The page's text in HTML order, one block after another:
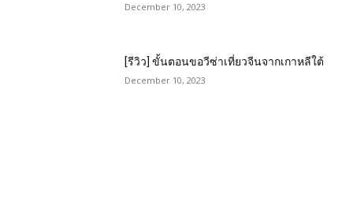
December 10, 2023
[รีวิว] ขั้นตอนขอวีซ่าเที่ยวจีนจากเกาหลีใต้
December 10, 2023